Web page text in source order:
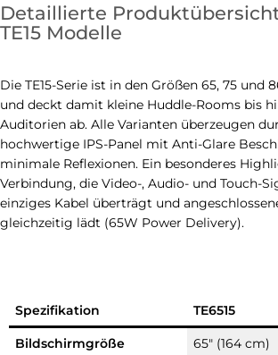
Detaillierte
TE15 Modelle
Die TE15-Serie ist in den Größen 65, 75 und
und deckt damit kleine Huddle-Rooms bis
Auditorien ab. Alle Varianten überzeugen
hochwertige IPS-Panel mit Anti-Glare
minimale Reflexionen. Ein besonderes
Verbindung, die Video-, Audio- und Touch-
einziges Kabel überträgt und
gleichzeitig lädt (65W Power Delivery).
Spezifikation TE6515
Bildschirmgröße 65″ (164 cm)